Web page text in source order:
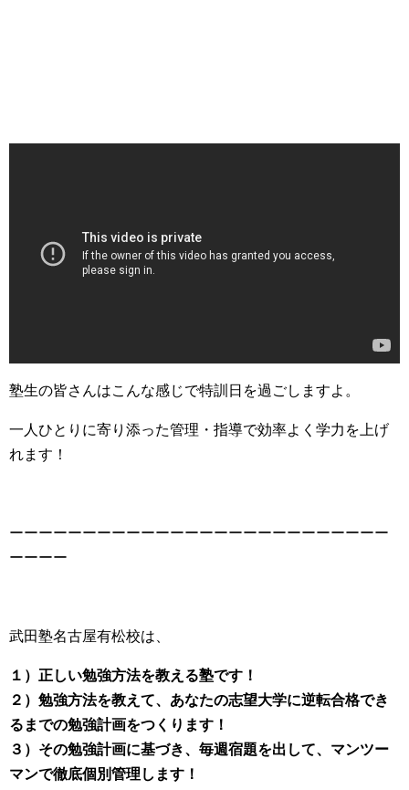
塾生の皆さんはこんな感じで特訓日を過ごしますよ。
一人ひとりに寄り添った管理・指導で効率よく学力を上げ
れます！
ーーーーーーーーーーーーーーーーーーーーーーーーーー
ーーーー
武田塾名古屋有松校は、
１）正しい勉強方法を教える塾です！
２）勉強方法を教えて、あなたの志望大学に逆転合格でき
るまでの勉強計画をつくります！
３）その勉強計画に基づき、毎週宿題を出して、マンツー
マンで徹底個別管理します！